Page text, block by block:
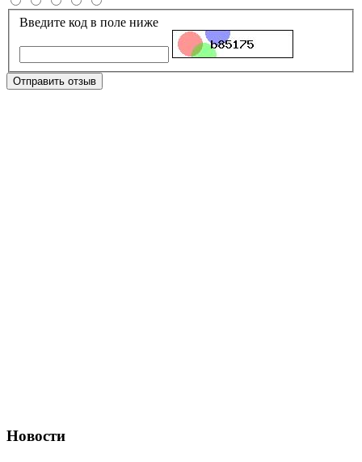
Введите код в поле ниже
Отправить отзыв
Новости